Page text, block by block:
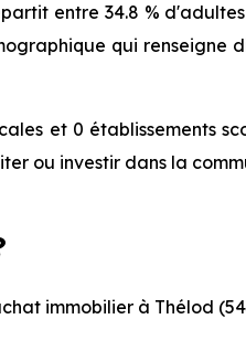
entre 34.8 %
qui renseigne
et 0 établissements
ou investir dans la
immobilier à Thélod